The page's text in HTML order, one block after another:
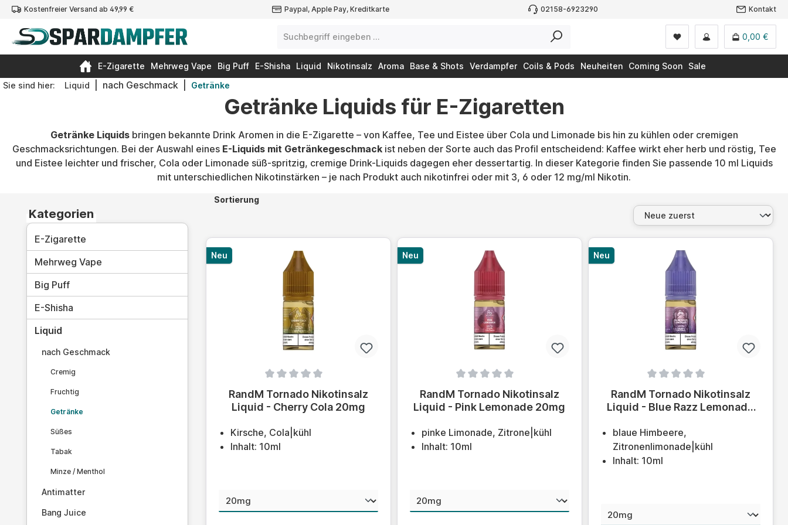
Zur Hauptnavigation springen
Kostenfreier Versand ab 49,99 € Paypal, Apple Pay, Kreditkarte 02158-6923290 Kontakt
0,00 €
E-Zigarette Mehrweg Vape Big Puff E-Shisha Liquid Nikotinsalz Aroma Base & Shots Verdampfer Coils & Pods Neuheiten Coming Soon
Sale
Sie sind hier:
Liquid nach Geschmack Getränke
Getränke Liquids für E-Zigaretten
Getränke Liquidsbringen bekannte Drink Aromen in die E-Zigarette – von Kaffee, Tee und Eistee über Cola und Limonade bis hin zu kühlen oder cremigen
Geschmacksrichtungen. Bei der Auswahl eines E-Liquids mit Getränkegeschmackist neben der Sorte auch das Profil entscheidend: Kaffee wirkt eher herb und röstig, Tee
und Eistee leichter und frischer, Cola oder Limonade süß-spritzig, cremige Drink-Liquids dagegen eher dessertartig. In dieser Kategorie finden Sie passende 10 ml Liquids
mit unterschiedlichen Nikotinstärken – je nach Produkt auch nikotinfrei oder mit 3, 6 oder 12 mg/ml Nikotin.
Kategorien
E-Zigarette
Mehrweg Vape
Big Puff
E-Shisha
Liquid
nach Geschmack
Cremig
Fruchtig
Getränke
Süßes
Tabak
Minze / Menthol
Antimatter
Bang Juice
Sortierung
Neu
Durchschnittliche Bewertung von 0 von 5 Sternen
RandM Tornado Nikotinsalz
Liquid - Cherry Cola 20mg
Kirsche, Cola|kühl
Inhalt: 10ml
Nikotinstärke auswählen
Neu
Durchschnittliche Bewertung von 0 von 5 Sternen
RandM Tornado Nikotinsalz
Liquid - Pink Lemonade 20mg
pinke Limonade, Zitrone|kühl
Inhalt: 10ml
Nikotinstärke auswählen
Neu
Durchschnittliche Bewertung von 0 von 5
RandM Tornado Nikotinsalz
Liquid - Blue Razz Lemonade
blaue Himbeere,
Zitronenlimonade|kühl
Inhalt: 10ml
Nikotinstärke auswählen